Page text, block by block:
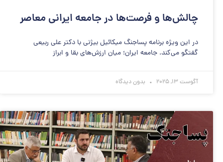
چالش‌ها و فرصت‌ها در جامعه ایرانی معاصر
در این ویژه برنامه پساجنگ میکائیل بیژنی با دکتر علی ربیعی
گفتگو می‌کند. جامعه ایران؛ میان ارزش‌های بقا و ابراز
آگوست 13, 2025 بدون دیدگاه